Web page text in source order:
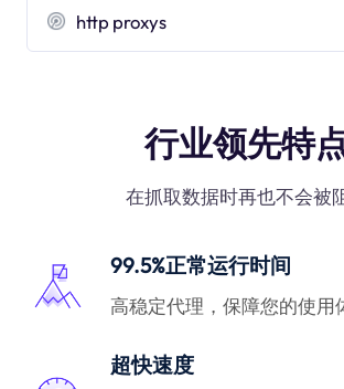
http proxys
行业领先特
在抓取数据时再也不会被
99.5%正常运行时间
高稳定代理，保障您的使用
超快速度